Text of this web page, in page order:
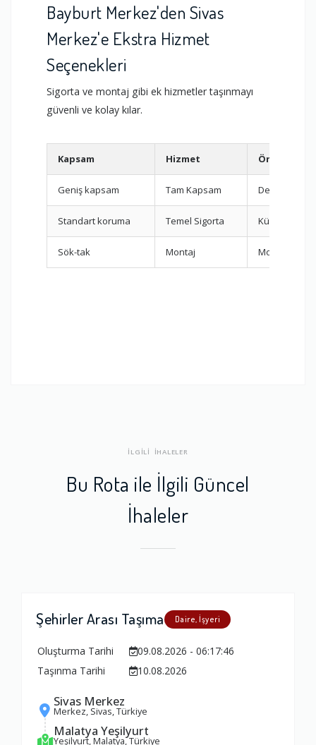
Bayburt Merkez'den Sivas
Merkez'e Ekstra Hizmet
Seçenekleri
Sigorta ve montaj gibi ek hizmetler taşınmayı
güvenli ve kolay kılar.
Kapsam Hizmet Önerilen
Geniş kapsam Tam Kapsam Değerli
Standart koruma Temel Sigorta Küçük
Sök-tak Montaj Mobilyalı
İLGİLİ İHALELER
Bu Rota ile İlgili Güncel
İhaleler
Şehirler Arası Taşıma Daire, İşyeri
Oluşturma Tarihi
09.08.2026 - 06:17:46
Taşınma Tarihi
10.08.2026
Sivas Merkez
Merkez, Sivas, Türkiye
Malatya Yeşilyurt
Yeşilyurt, Malatya, Türkiye